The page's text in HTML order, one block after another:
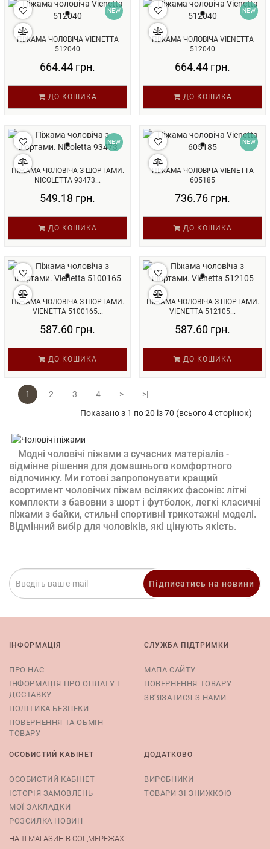
NEW
ПІЖАМА ЧОЛОВІЧА VIENETTA
512040
664.44 грн.
ДО КОШИКА
NEW
ПІЖАМА ЧОЛОВІЧА VIENETTA
512040
664.44 грн.
ДО КОШИКА
NEW
ПІЖАМА ЧОЛОВІЧА З ШОРТАМИ.
NICOLETTA 93473...
549.18 грн.
ДО КОШИКА
NEW
ПІЖАМА ЧОЛОВІЧА VIENETTA
605185
736.76 грн.
ДО КОШИКА
ПІЖАМА ЧОЛОВІЧА З ШОРТАМИ.
VIENETTA 5100165...
587.60 грн.
ДО КОШИКА
ПІЖАМА ЧОЛОВІЧА З ШОРТАМИ.
VIENETTA 512105...
587.60 грн.
ДО КОШИКА
1 2 3 4 >
>|
Показано з 1 по 20 із 70 (всього 4 сторінок)
Модні чоловічі піжами з сучасних матеріалів -
відмінне рішення для домашнього комфортного
відпочинку. Ми готові запропонувати кращий
асортимент чоловічих піжам всіляких фасонів: літні
комплекти з бавовни з шорт і футболок, легкі класичні
піжами з байки, стильні спортивні трикотажні моделі.
Відмінний вибір для чоловіків, які цінують якість.
Підписатись на новини
ІНФОРМАЦІЯ
ПРО НАС
ІНФОРМАЦІЯ ПРО ОПЛАТУ І
ДОСТАВКУ
ПОЛІТИКА БЕЗПЕКИ
ПОВЕРНЕННЯ ТА ОБМІН
ТОВАРУ
СЛУЖБА ПІДТРИМКИ
МАПА САЙТУ
ПОВЕРНЕННЯ ТОВАРУ
ЗВ’ЯЗАТИСЯ З НАМИ
ОСОБИСТИЙ КАБІНЕТ
ОСОБИСТИЙ КАБІНЕТ
ІСТОРІЯ ЗАМОВЛЕНЬ
МОЇ ЗАКЛАДКИ
РОЗСИЛКА НОВИН
ДОДАТКОВО
ВИРОБНИКИ
ТОВАРИ ЗІ ЗНИЖКОЮ
НАШ МАГАЗИН В СОЦМЕРЕЖАХ